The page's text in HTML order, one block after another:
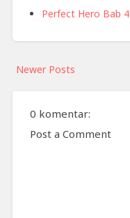
Perfect Hero Bab
Newer Posts
0 komentar:
Post a Comment